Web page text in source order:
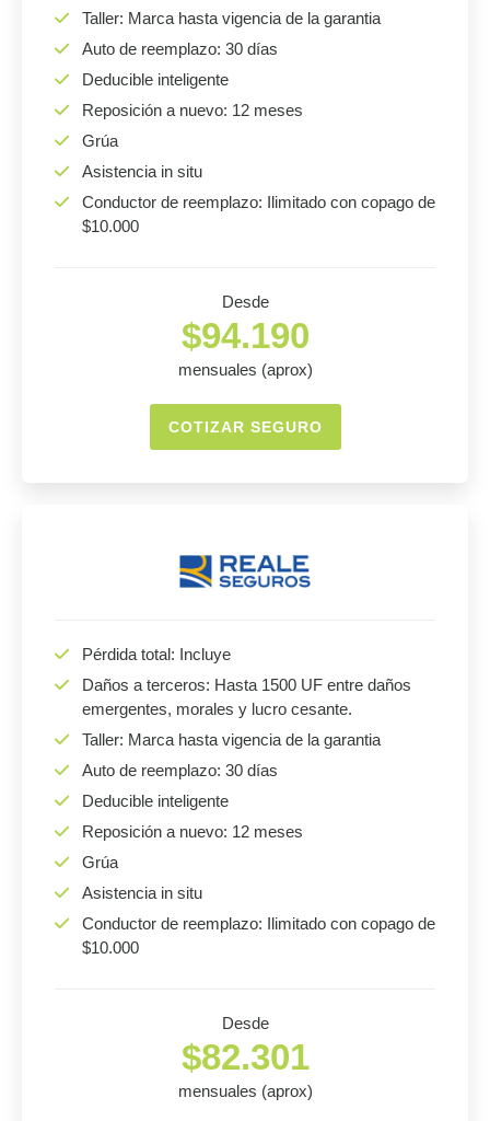
Taller: Marca hasta vigencia de la garantia
Auto de reemplazo: 30 días
Deducible inteligente
Reposición a nuevo: 12 meses
Grúa
Asistencia in situ
Conductor de reemplazo: Ilimitado con copago de
$10.000
Desde
$94.190
mensuales (aprox)
COTIZAR SEGURO
Pérdida total: Incluye
Daños a terceros: Hasta 1500 UF entre daños
emergentes, morales y lucro cesante.
Taller: Marca hasta vigencia de la garantia
Auto de reemplazo: 30 días
Deducible inteligente
Reposición a nuevo: 12 meses
Grúa
Asistencia in situ
Conductor de reemplazo: Ilimitado con copago de
$10.000
Desde
$82.301
mensuales (aprox)